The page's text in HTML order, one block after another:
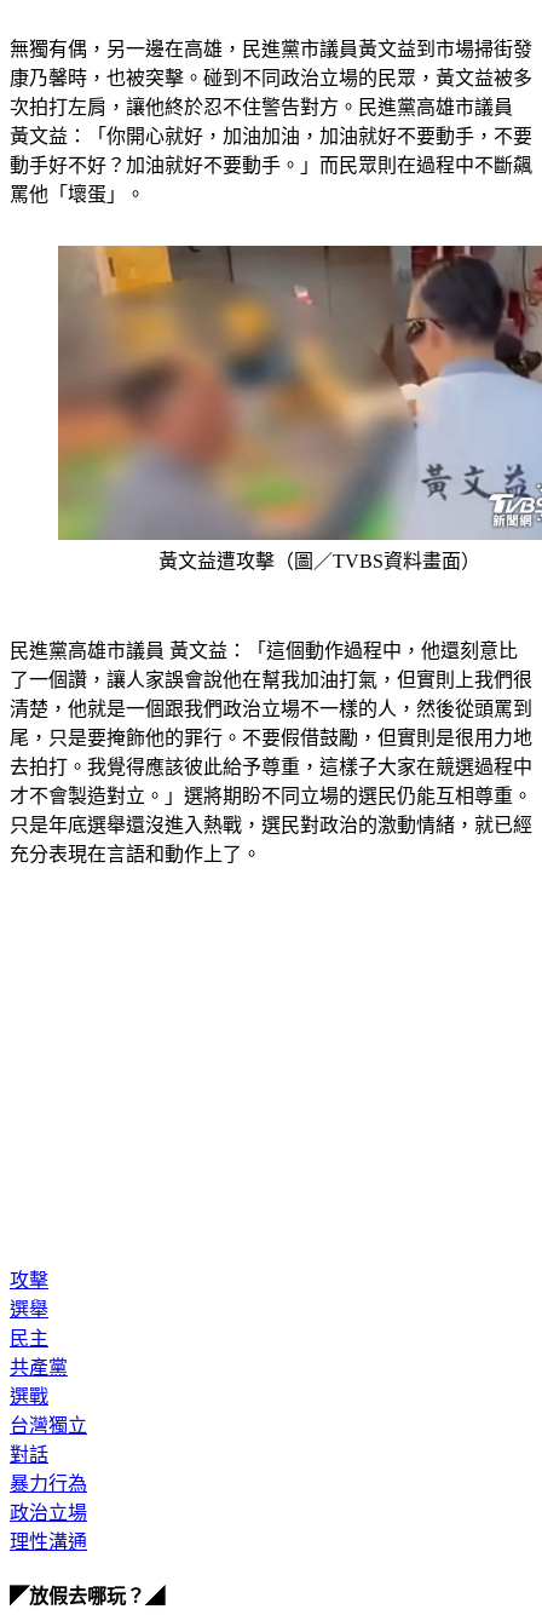
無獨有偶，另一邊在高雄，民進黨市議員黃文益到市場掃街發
康乃馨時，也被突擊。碰到不同政治立場的民眾，黃文益被多
次拍打左肩，讓他終於忍不住警告對方。民進黨高雄市議員
黃文益：「你開心就好，加油加油，加油就好不要動手，不要
動手好不好？加油就好不要動手。」而民眾則在過程中不斷飆
民進黨高雄市議員 黃文益：「這個動作過程中，他還刻意比
了一個讚，讓人家誤會說他在幫我加油打氣，但實則上我們很
清楚，他就是一個跟我們政治立場不一樣的人，然後從頭罵到
尾，只是要掩飾他的罪行。不要假借鼓勵，但實則是很用力地
去拍打。我覺得應該彼此給予尊重，這樣子大家在競選過程中
才不會製造對立。」選將期盼不同立場的選民仍能互相尊重。
只是年底選舉還沒進入熱戰，選民對政治的激動情緒，就已經
攻擊
選舉
民主
共產黨
選戰
台灣獨立
對話
暴力行為
政治立場